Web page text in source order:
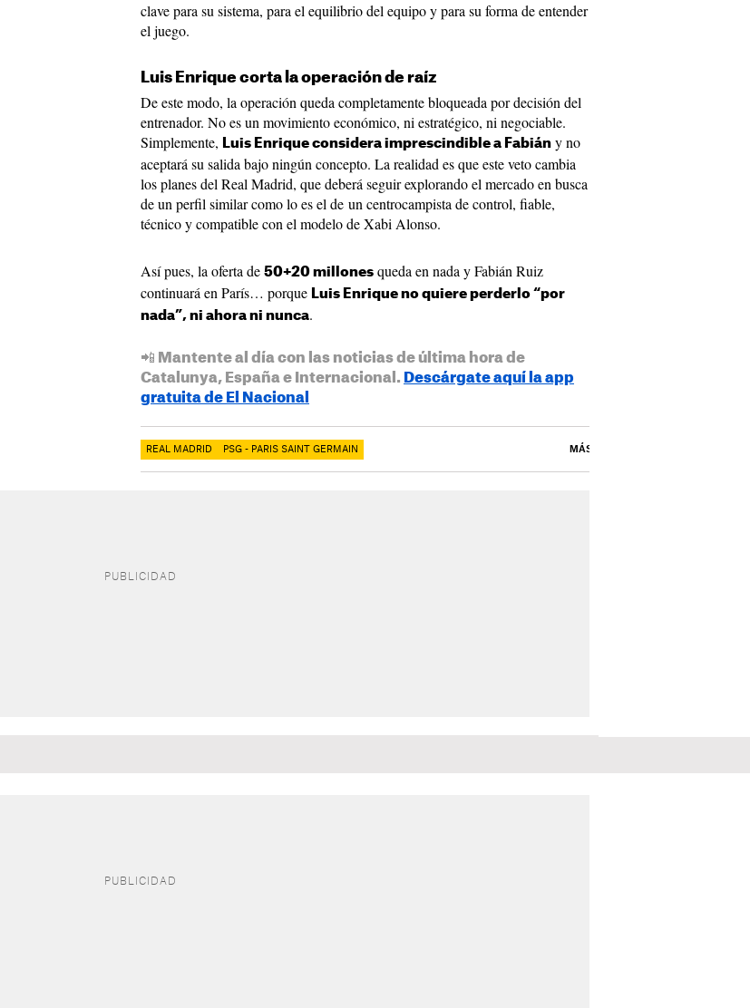
clave para su sistema, para el equilibrio del equipo y para su forma de entender
el juego.
Luis Enrique corta la operación de raíz
De este modo, la operación queda completamente bloqueada por decisión del
entrenador. No es un movimiento económico, ni estratégico, ni negociable.
Simplemente, Luis Enrique considera imprescindible a Fabián y no
aceptará su salida bajo ningún concepto. La realidad es que este veto cambia
los planes del Real Madrid, que deberá seguir explorando el mercado en busca
de un perfil similar como lo es el de un centrocampista de control, fiable,
técnico y compatible con el modelo de Xabi Alonso.
Así pues, la oferta de 50+20 millones queda en nada y Fabián Ruiz
continuará en París… porque Luis Enrique no quiere perderlo “por
nada”, ni ahora ni nunca.
📲 Mantente al día con las noticias de última hora de
Catalunya, España e Internacional. Descárgate aquí la app
gratuita de El Nacional
REAL MADRID PSG - PARIS SAINT GERMAIN MÁS